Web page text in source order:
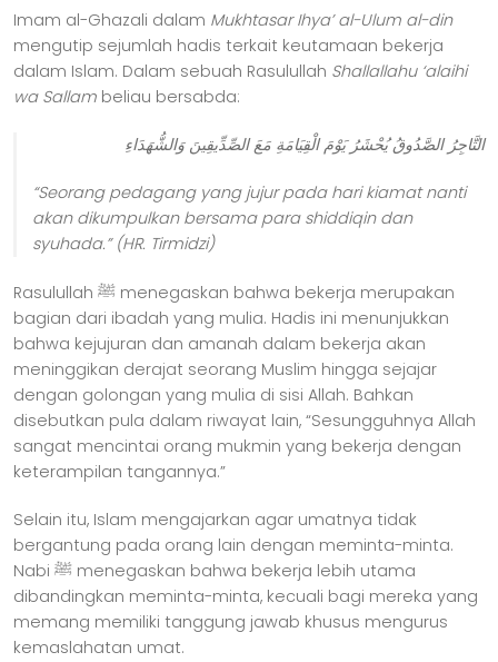
Imam al-Ghazali dalam Mukhtasar Ihya’ al-Ulum al-din
mengutip sejumlah hadis terkait keutamaan bekerja
dalam Islam. Dalam sebuah Rasulullah Shallallahu ‘alaihi
wa Sallam beliau bersabda:
التَّاجِرُ الصَّدُوقُ يُحْشَرُ يَوْمَ الْقِيَامَةِ مَعَ الصِّدِّيقِينَ وَالشُّهَدَاءِ
“Seorang pedagang yang jujur pada hari kiamat nanti
akan dikumpulkan bersama para shiddiqin dan
syuhada.” (HR. Tirmidzi)
Rasulullah ﷺ menegaskan bahwa bekerja merupakan
bagian dari ibadah yang mulia. Hadis ini menunjukkan
bahwa kejujuran dan amanah dalam bekerja akan
meninggikan derajat seorang Muslim hingga sejajar
dengan golongan yang mulia di sisi Allah. Bahkan
disebutkan pula dalam riwayat lain, “Sesungguhnya Allah
sangat mencintai orang mukmin yang bekerja dengan
keterampilan tangannya.”
Selain itu, Islam mengajarkan agar umatnya tidak
bergantung pada orang lain dengan meminta-minta.
Nabi ﷺ menegaskan bahwa bekerja lebih utama
dibandingkan meminta-minta, kecuali bagi mereka yang
memang memiliki tanggung jawab khusus mengurus
kemaslahatan umat.